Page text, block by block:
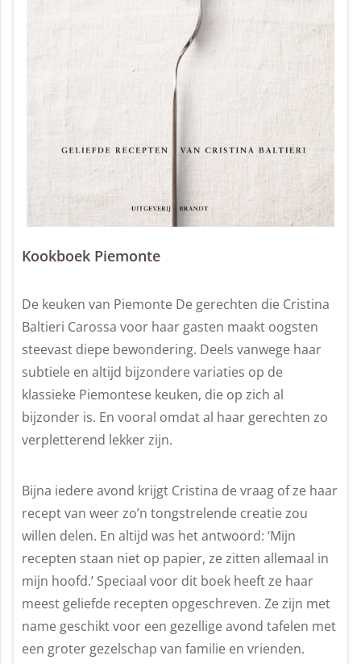
Kookboek Piemonte
De keuken van Piemonte De gerechten die Cristina
Baltieri Carossa voor haar gasten maakt oogsten
steevast diepe bewondering. Deels vanwege haar
subtiele en altijd bijzondere variaties op de
klassieke Piemontese keuken, die op zich al
bijzonder is. En vooral omdat al haar gerechten zo
verpletterend lekker zijn.
Bijna iedere avond krijgt Cristina de vraag of ze haar
recept van weer zo’n tongstrelende creatie zou
willen delen. En altijd was het antwoord: ‘Mijn
recepten staan niet op papier, ze zitten allemaal in
mijn hoofd.’ Speciaal voor dit boek heeft ze haar
meest geliefde recepten opgeschreven. Ze zijn met
name geschikt voor een gezellige avond tafelen met
een groter gezelschap van familie en vrienden.